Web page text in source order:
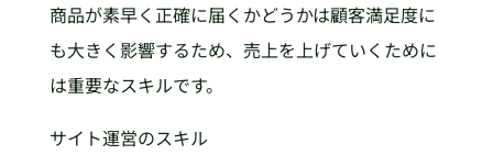
商品が素早く正確に届くかどうかは顧客満足度に
も大きく影響するため、売上を上げていくために
は重要なスキルです。
サイト運営のスキル